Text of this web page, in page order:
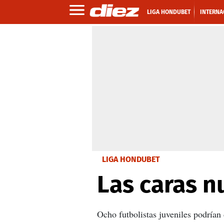
LIGA HONDUBET
LIGA HONDUBET
Las caras
Ocho futbolistas juveniles